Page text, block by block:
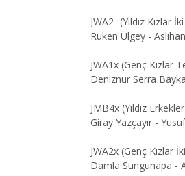
JWA2- (Yıldız Kızlar
Ruken Ülgey -
JWA1x (Genç Kızlar
Deniznur Serra
JMB4x (Yıldız
Giray Yazçayır -
JWA2x (Genç Kızlar
Damla Sungunapa -